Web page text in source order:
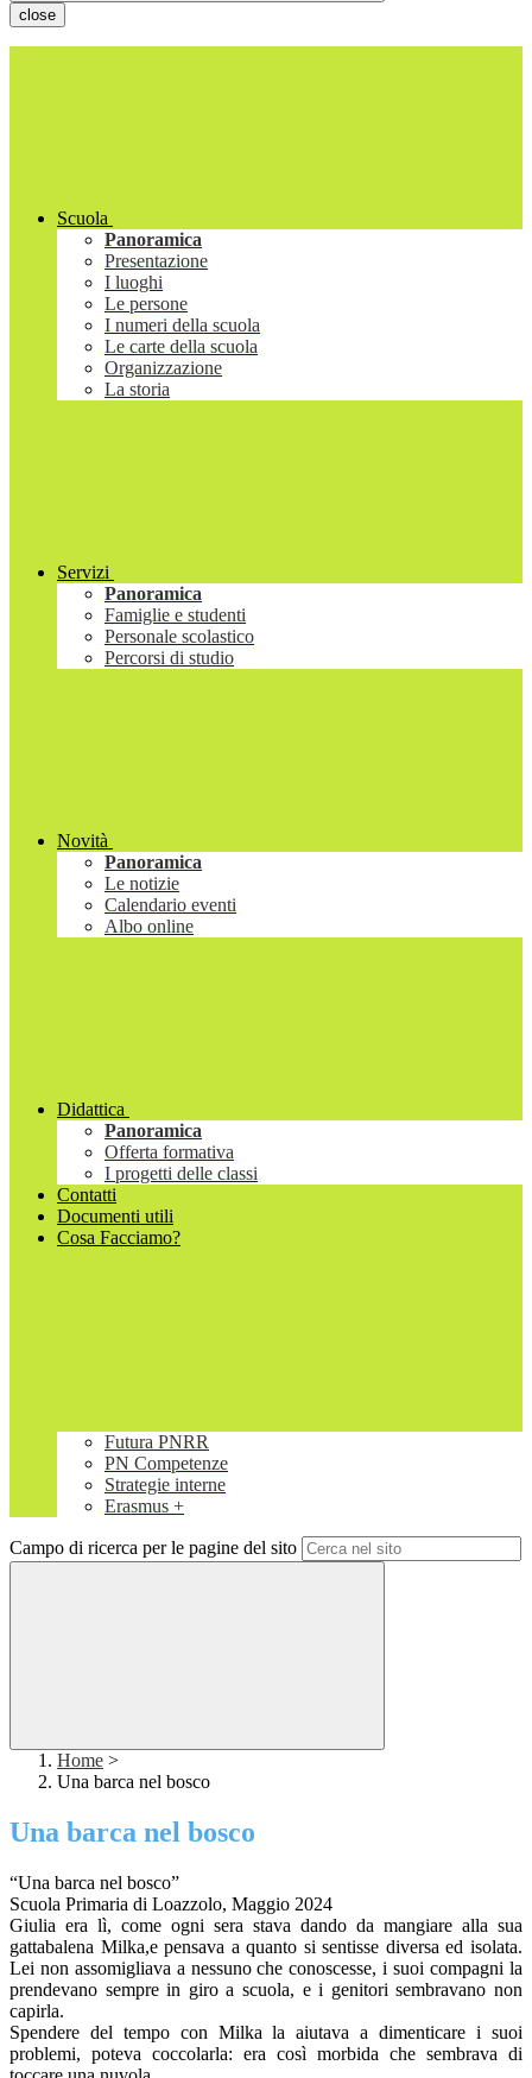
close
Scuola
Panoramica
Presentazione
I luoghi
Le persone
I numeri della scuola
Le carte della scuola
Organizzazione
La storia
Servizi
Panoramica
Famiglie e studenti
Personale scolastico
Percorsi di studio
Novità
Panoramica
Le notizie
Calendario eventi
Albo online
Didattica
Panoramica
Offerta formativa
I progetti delle classi
Contatti
Documenti utili
Cosa Facciamo?
Futura PNRR
PN Competenze
Strategie interne
Erasmus +
Campo di ricerca per le pagine del sito
Home >
Una barca nel bosco
Una barca nel bosco
“Una barca nel bosco”
Scuola Primaria di Loazzolo, Maggio 2024
Giulia era lì, come ogni sera stava dando da mangiare alla sua
gattabalena Milka,e pensava a quanto si sentisse diversa ed isolata.
Lei non assomigliava a nessuno che conoscesse, i suoi compagni la
prendevano sempre in giro a scuola, e i genitori sembravano non
capirla.
Spendere del tempo con Milka la aiutava a dimenticare i suoi
problemi, poteva coccolarla: era così morbida che sembrava di